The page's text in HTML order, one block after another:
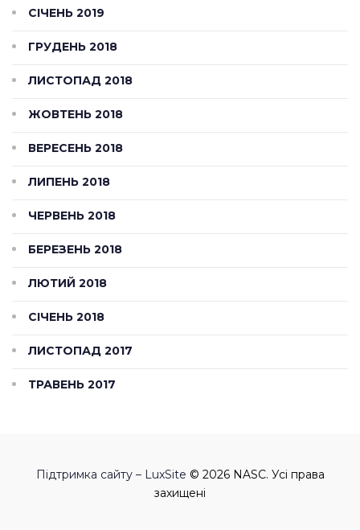
СІЧЕНЬ 2019
ГРУДЕНЬ 2018
ЛИСТОПАД 2018
ЖОВТЕНЬ 2018
ВЕРЕСЕНЬ 2018
ЛИПЕНЬ 2018
ЧЕРВЕНЬ 2018
БЕРЕЗЕНЬ 2018
ЛЮТИЙ 2018
СІЧЕНЬ 2018
ЛИСТОПАД 2017
ТРАВЕНЬ 2017
Підтримка сайту – LuxSite © 2026 NASC. Усі права
захищені